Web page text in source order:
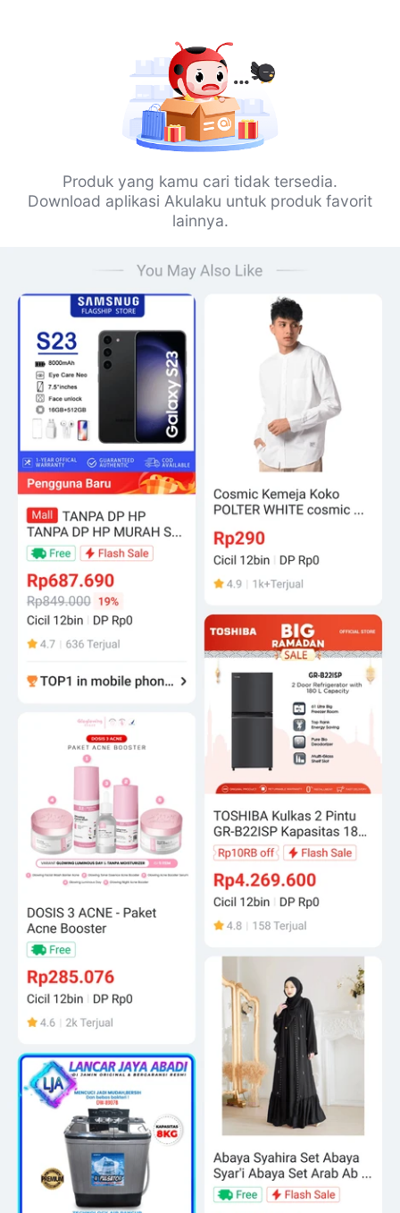
Produk yang kamu cari tidak tersedia.
Download aplikasi Akulaku untuk produk favorit
lainnya.